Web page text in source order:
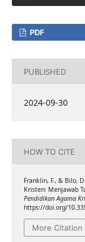
PDF
PUBLISHED
2024-09-30
HOW TO CITE
Franklin, F., & Bilo,
Kristen: Menjawab
Pendidikan Agama
https://doi.org/
More Citation